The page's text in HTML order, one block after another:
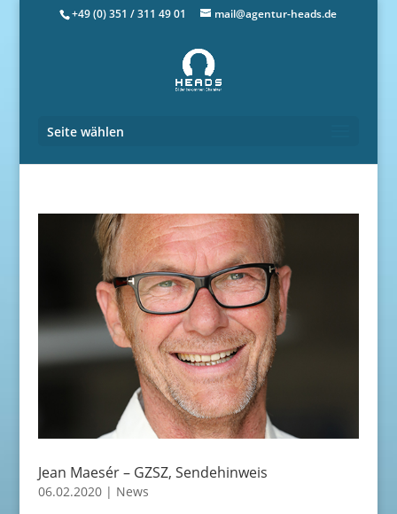
+49 (0) 351 / 311 49 01 mail@agentur-heads.de
Seite wählen
Jean Maesér – GZSZ, Sendehinweis
06.02.2020| News